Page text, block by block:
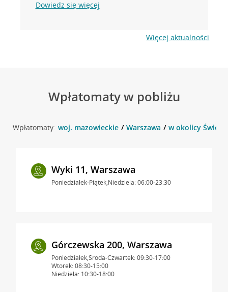
Dowiedz się więcej
Więcej aktualności
Wpłatomaty w pobliżu
Wpłatomaty: woj. mazowieckie Warszawa w okolicy
Wyki 11, Warszawa
Poniedziałek-Piątek,Niedziela: 06:00-23:30
Górczewska 200, Warszawa
Poniedziałek,Środa-Czwartek: 09:30-17:00
Wtorek: 08:30-15:00
Niedziela: 10:30-18:00